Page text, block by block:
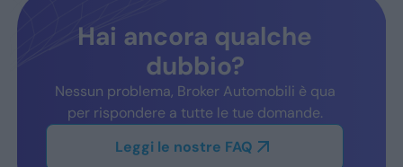
Hai ancora qualche
dubbio?
Nessun problema, Broker Automobili è qua
per rispondere a tutte le tue domande.
Leggi le nostre FAQ